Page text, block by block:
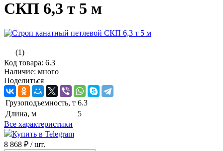
СКП 6,3 т 5 м
(1)
Код товара: 6.3
Наличие: много
Поделиться
Грузоподъемность, т 6.3
Длина, м
5
Все характеристики
Купить в Telegram
8 868 ₽ / шт.